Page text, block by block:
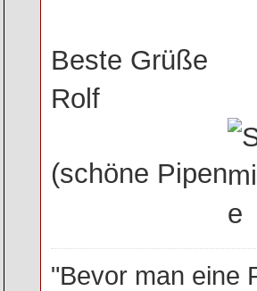
Beste Grüße
Rolf
(schöne Pipen
"Bevor man eine